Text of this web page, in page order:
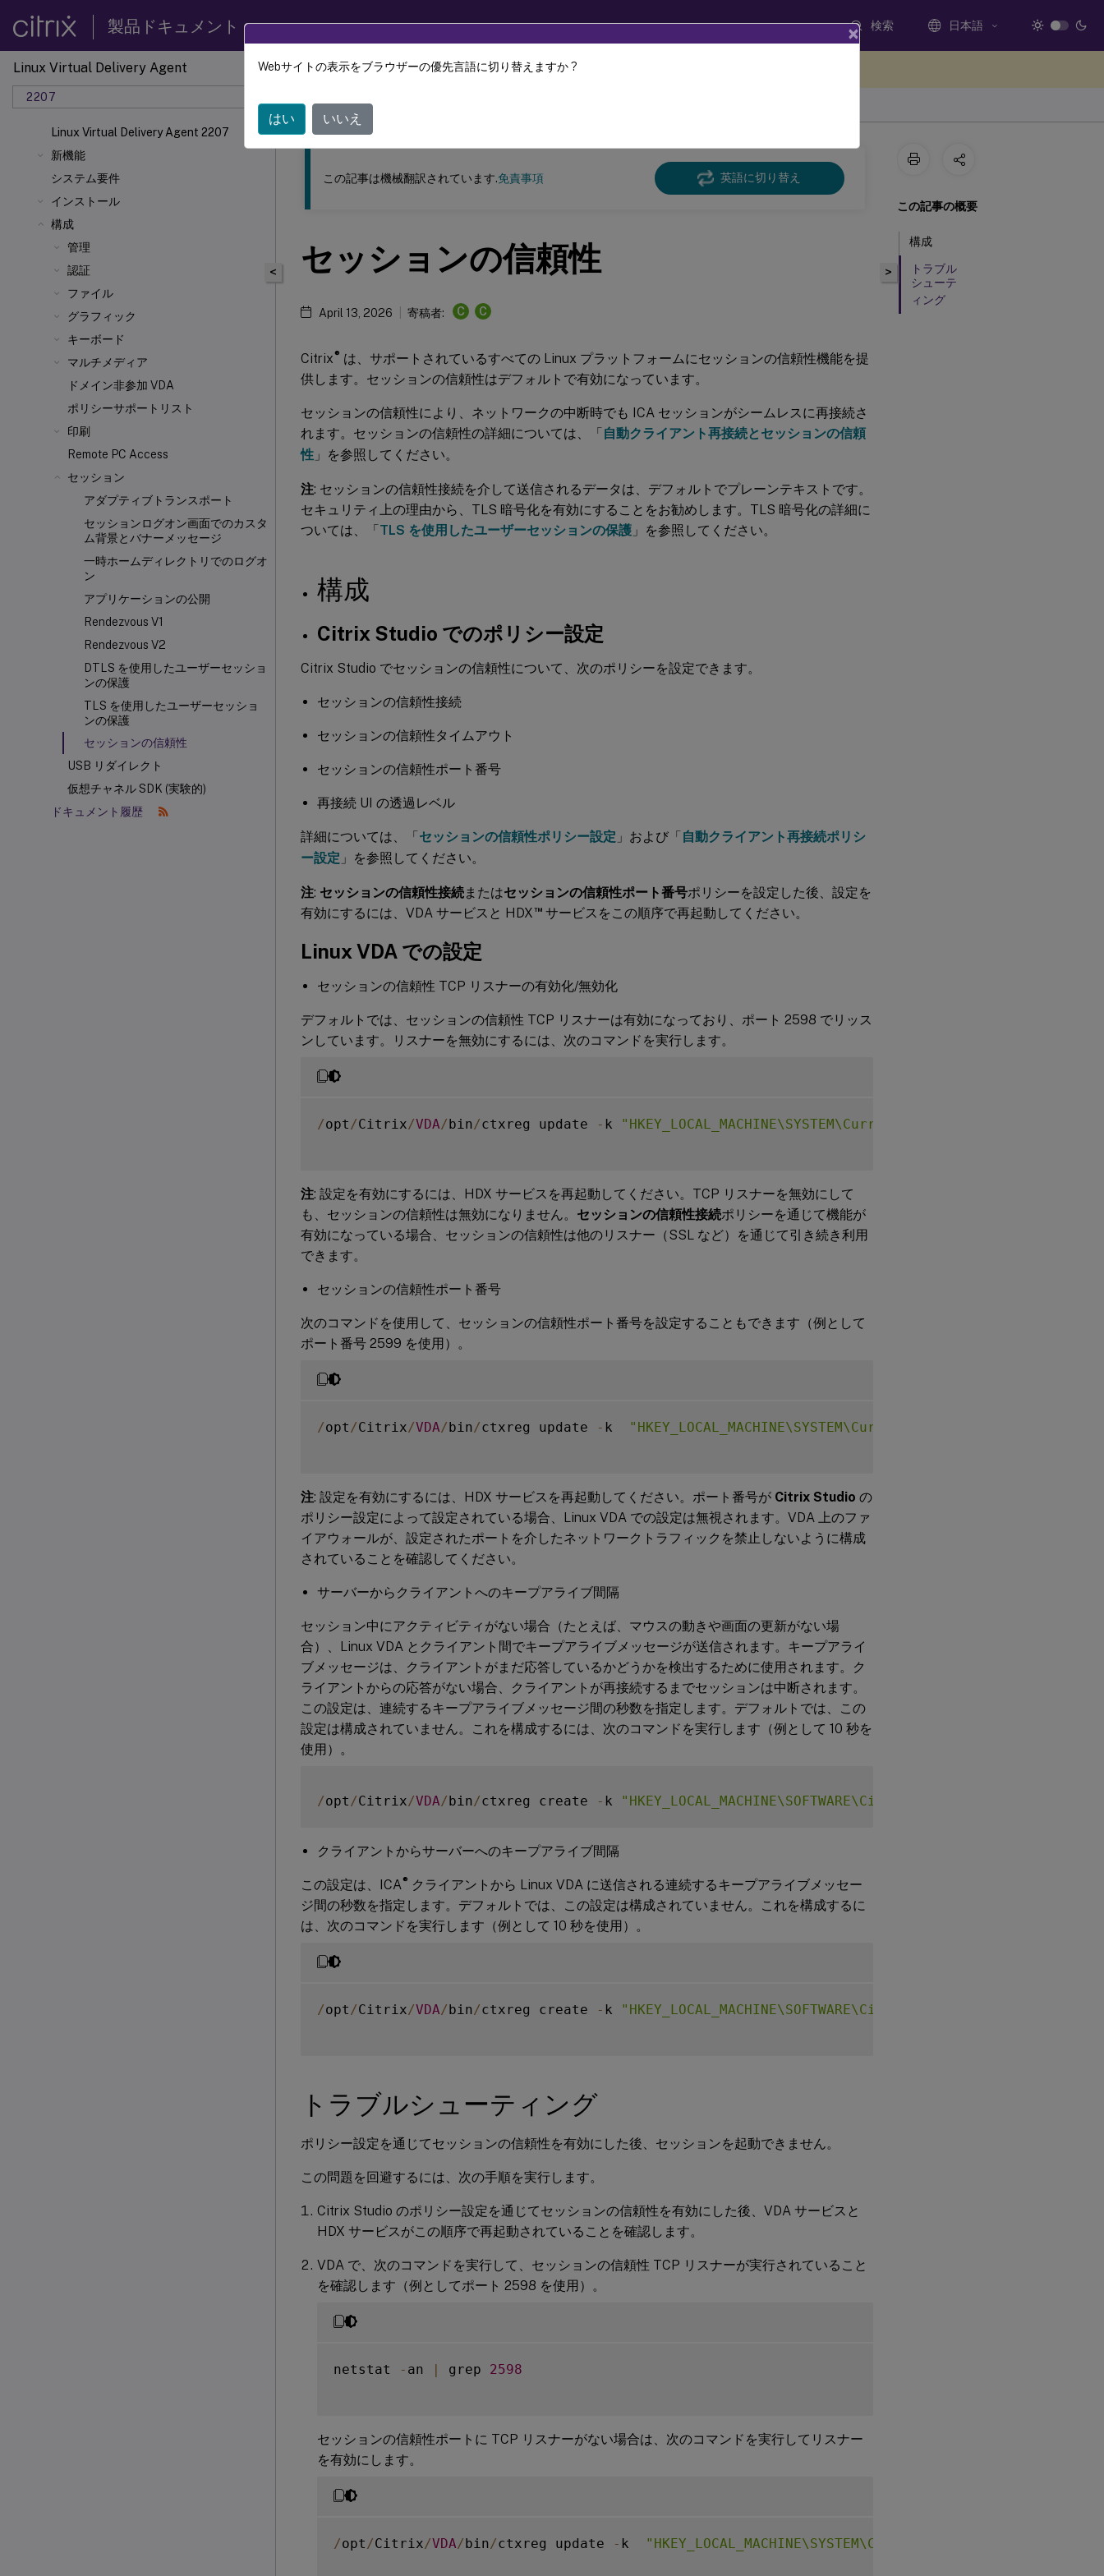
製品ドキュメント 検索 日本語
Linux Virtual Delivery Agent
2207
Linux Virtual Delivery Agent 2207
新機能
システム要件
インストール
構成
管理
認証
ファイル
グラフィック
キーボード
マルチメディア
ドメイン非参加 VDA
ポリシーサポートリスト
印刷
Remote PC Access
セッション
アダプティブトランスポート
セッションログオン画面でのカスタ
ム背景とバナーメッセージ
一時ホームディレクトリでのログオ
ン
アプリケーションの公開
Rendezvous V1
Rendezvous V2
DTLS を使用したユーザーセッショ
ンの保護
TLS を使用したユーザーセッショ
ンの保護
セッションの信頼性
USB リダイレクト
仮想チャネル SDK (実験的)
ドキュメント履歴
このコンテンツは動的に機械翻訳されています。
リナックス バーチャル デリバリー エージェント
<
この記事は機械翻訳されています.免責事項 英語に切り替え
セッションの信頼性
April 13, 2026 寄稿者: C C
Citrix® は、サポートされているすべての Linux プラットフォームにセッションの信頼性機能を提
供します。セッションの信頼性はデフォルトで有効になっています。
セッションの信頼性により、ネットワークの中断時でも ICA セッションがシームレスに再接続さ
れます。セッションの信頼性の詳細については、「自動クライアント再接続とセッションの信頼
性 」を参照してください。
注: セッションの信頼性接続を介して送信されるデータは、デフォルトでプレーンテキストです。
セキュリティ上の理由から、TLS 暗号化を有効にすることをお勧めします。TLS 暗号化の詳細に
ついては、「TLS を使用したユーザーセッションの保護 」を参照してください。
構成
Citrix Studio でのポリシー設定
Citrix Studio でセッションの信頼性について、次のポリシーを設定できます。
セッションの信頼性接続
セッションの信頼性タイムアウト
セッションの信頼性ポート番号
再接続 UI の透過レベル
詳細については、「セッションの信頼性ポリシー設定 」および「自動クライアント再接続ポリシ
ー設定 」を参照してください。
注: セッションの信頼性接続またはセッションの信頼性ポート番号ポリシーを設定した後、設定を
有効にするには、VDA サービスと HDX™サービスをこの順序で再起動してください。
Linux VDA での設定
セッションの信頼性 TCP リスナーの有効化/無効化
デフォルトでは、セッションの信頼性 TCP リスナーは有効になっており、ポート 2598 でリッス
ンしています。リスナーを無効にするには、次のコマンドを実行します。
/opt /Citrix/VDA/bin/ctxreg update - k
注: 設定を有効にするには、HDX サービスを再起動してください。TCP リスナーを無効にして
も、セッションの信頼性は無効になりません。 セッションの信頼性接続ポリシーを通じて機能が
有効になっている場合、セッションの信頼性は他のリスナー（SSL など）を通じて引き続き利用
できます。
セッションの信頼性ポート番号
次のコマンドを使用して、セッションの信頼性ポート番号を設定することもできます（例として
ポート番号 2599 を使用）。
/opt /Citrix/VDA/bin/ctxreg update - k
注: 設定を有効にするには、HDX サービスを再起動してください。ポート番号が Citrix Studio の
ポリシー設定によって設定されている場合、Linux VDA での設定は無視されます。VDA 上のファ
イアウォールが、設定されたポートを介したネットワークトラフィックを禁止しないように構成
されていることを確認してください。
サーバーからクライアントへのキープアライブ間隔
セッション中にアクティビティがない場合（たとえば、マウスの動きや画面の更新がない場
合）、Linux VDA とクライアント間でキープアライブメッセージが送信されます。キープアライ
ブメッセージは、クライアントがまだ応答しているかどうかを検出するために使用されます。ク
ライアントからの応答がない場合、クライアントが再接続するまでセッションは中断されます。
この設定は、連続するキープアライブメッセージ間の秒数を指定します。デフォルトでは、この
設定は構成されていません。これを構成するには、次のコマンドを実行します（例として 10 秒を
使用）。
/opt /Citrix/VDA/bin/ctxreg create - k "HKEY_LOCAL_MACHINE\SOFTWARE\Citrix\XTEConfig"
クライアントからサーバーへのキープアライブ間隔
この設定は、ICA® クライアントから Linux VDA に送信される連続するキープアライブメッセー
ジ間の秒数を指定します。デフォルトでは、この設定は構成されていません。これを構成するに
は、次のコマンドを実行します（例として 10 秒を使用）。
/opt /Citrix/VDA/bin/ctxreg create - k "HKEY_LOCAL_MACHINE\SOFTWARE\Citrix\XTEConfig"
トラブルシューティング
ポリシー設定を通じてセッションの信頼性を有効にした後、セッションを起動できません。
この問題を回避するには、次の手順を実行します。
Citrix Studio のポリシー設定を通じてセッションの信頼性を有効にした後、VDA サービスと
HDX サービスがこの順序で再起動されていることを確認します。
VDA で、次のコマンドを実行して、セッションの信頼性 TCP リスナーが実行されていること
を確認します（例としてポート 2598 を使用）。
netstat - an | grep 2598
セッションの信頼性ポートに TCP リスナーがない場合は、次のコマンドを実行してリスナー
を有効にします。
/opt /Citrix/VDA/bin/ctxreg update - k
>
この記事の概要
構成
トラブル
シューテ
ィング
×
Webサイトの表示をブラウザーの優先言語に切り替えますか ?
はい いいえ